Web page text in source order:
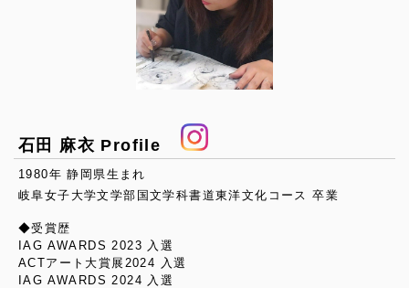
石田 麻衣 Profile
1980年 静岡県生まれ
岐阜女子大学文学部国文学科書道東洋文化コース 卒業
◆受賞歴
IAG AWARDS 2023 入選
ACTアート大賞展2024 入選
IAG AWARDS 2024 入選